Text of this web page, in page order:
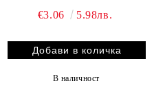
€3.06 5.98лв.
В наличност